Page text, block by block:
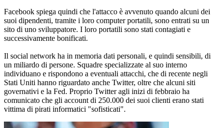
Facebook spiega quindi che l'attacco è avvenuto quando alcuni dei
suoi dipendenti, tramite i loro computer portatili, sono entrati su un
sito di uno sviluppatore. I loro portatili sono stati contagiati e
successivamente bonificati.
Il social network ha in memoria dati personali, e quindi sensibili, di
un miliardo di persone. Squadre specializzate al suo interno
individuano e rispondono a eventuali attacchi, che di recente negli
Stati Uniti hanno riguardato anche Twitter, oltre che alcuni siti
governativi e la Fed. Proprio Twitter agli inizi di febbraio ha
comunicato che gli account di 250.000 dei suoi clienti erano stati
vittima di pirati informatici "sofisticati".